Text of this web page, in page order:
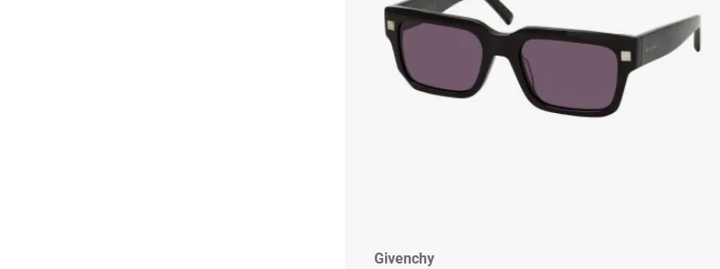
Givenchy